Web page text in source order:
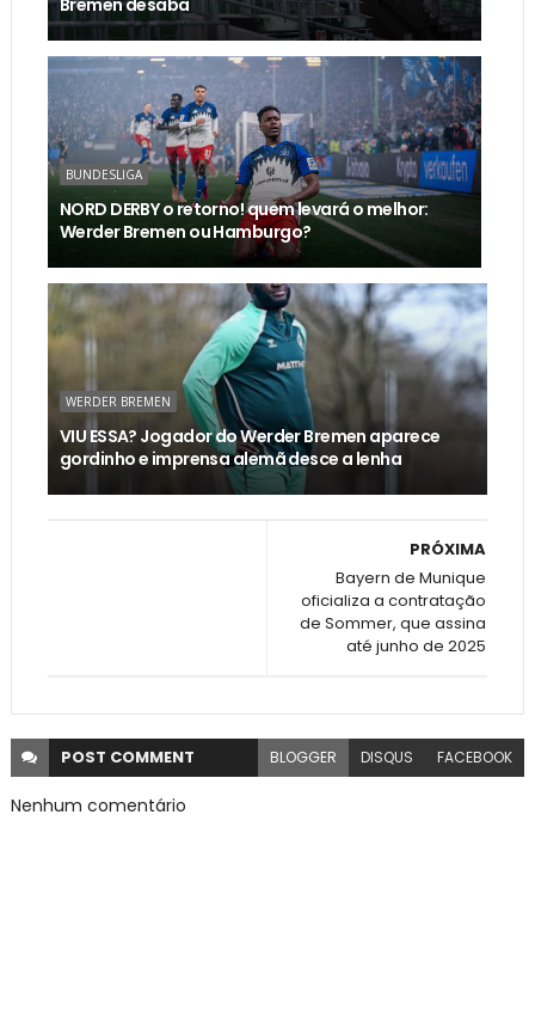
BUNDESLIGA
NORD DERBY o retorno! quem levará o melhor:
Werder Bremen ou Hamburgo?
WERDER BREMEN
VIU ESSA? Jogador do Werder Bremen aparece
gordinho e imprensa alemã desce a lenha
PRÓXIMA
Bayern de Munique
oficializa a contratação
de Sommer, que assina
até junho de 2025
POST COMMENT BLOGGER DISQUS FACEBOOK
Nenhum comentário